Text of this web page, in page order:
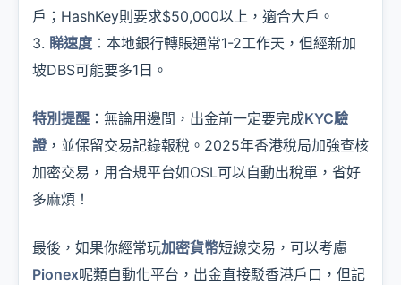
戶；HashKey則要求$50,000以上，適合大戶。
3. 睇速度 ：本地銀行轉賬通常1-2工作天，但經新加
坡DBS可能要多1日。
特別提醒 ：無論用邊間，出金前一定要完成KYC驗
證 ，並保留交易記錄報稅。2025年香港稅局加強查核
加密交易，用合規平台如OSL可以自動出稅單，省好
多麻煩！
最後，如果你經常玩加密貨幣短線交易，可以考慮
Pionex呢類自動化平台，出金直接駁香港戶口，但記